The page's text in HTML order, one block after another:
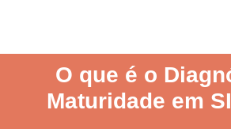
O que é o
Maturidade em